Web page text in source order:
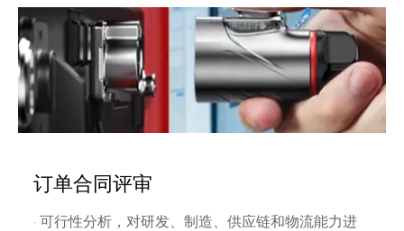
订单合同评审
· 可行性分析，对研发、制造、供应链和物流能力进